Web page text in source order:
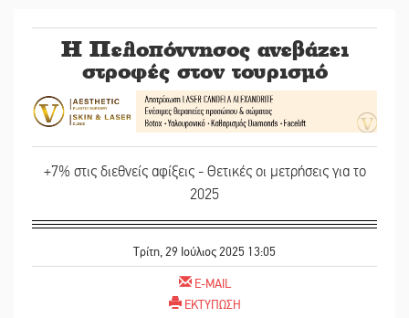
Η Πελοπόννησος ανεβάζει
στροφές στον τουρισμό
+7% στις διεθνείς αφίξεις - Θετικές οι μετρήσεις για το
2025
Τρίτη, 29 Ιούλιος 2025 13:05
E-MAIL
ΕΚΤΥΠΩΣΗ